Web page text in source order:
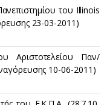
του Illinois
23-03-2011)
Αριστοτελείου Παν/
10-06-2011)